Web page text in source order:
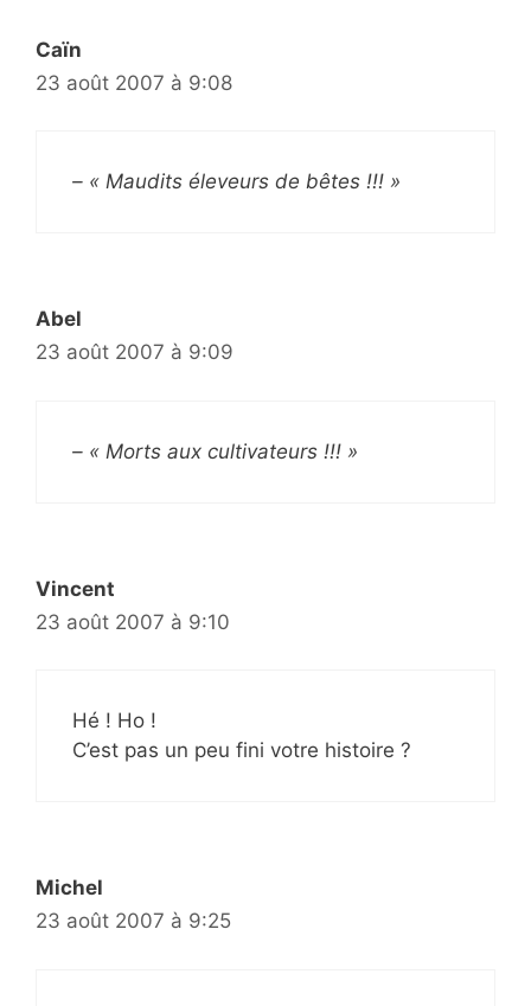
Caïn
23 août 2007 à 9:08
– « Maudits éleveurs de bêtes !!! »
Abel
23 août 2007 à 9:09
– « Morts aux cultivateurs !!! »
Vincent
23 août 2007 à 9:10
Hé ! Ho !
C’est pas un peu fini votre histoire ?
Michel
23 août 2007 à 9:25